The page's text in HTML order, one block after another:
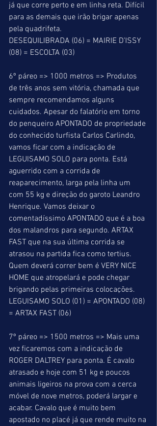
já que corre perto e em linha reta. Difícil
para as demais que irão brigar apenas
pela quadrifeta.
DESEQUILIBRADA (06) = MAIRIE D’ISSY
(08) = ESCOLTA (03)
6º páreo => 1000 metros => Produtos
de três anos sem vitória, chamada que
sempre recomendamos alguns
cuidados. Apesar do falatório em torno
do penqueiro APONTADO de propriedade
do conhecido turfista Carlos Carlindo,
vamos ficar com a indicação de
LEGUISAMO SOLO para ponta. Está
aguerrido com a corrida de
reaparecimento, larga pela linha um
com 55 kg e direção do garoto Leandro
Henrique. Vamos deixar o
comentadíssimo APONTADO que é a boa
dos malandros para segundo. ARTAX
FAST que na sua última corrida se
atrasou na partida fica como tertius.
Quem deverá correr bem é VERY NICE
HOME que atropelará e pode chegar
brigando pelas primeiras colocações.
LEGUISAMO SOLO (01) = APONTADO (08)
= ARTAX FAST (06)
7º páreo => 1500 metros => Mais uma
vez ficaremos com a indicação de
ROGER DALTREY para ponta. É cavalo
atrasado e hoje com 51 kg e poucos
animais ligeiros na prova com a cerca
móvel de nove metros, poderá largar e
acabar. Cavalo que é muito bem
apostado no placé já que rende muito na